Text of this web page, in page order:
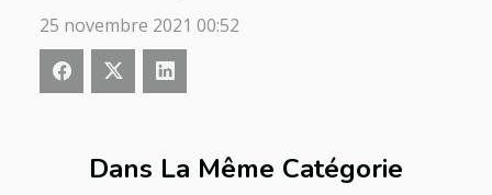
Dans La Même Catégorie
25 novembre 2021 00:52